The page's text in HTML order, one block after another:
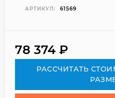
АРТИКУЛ: 61569
78 374 ₽
РАСCЧИТАТЬ